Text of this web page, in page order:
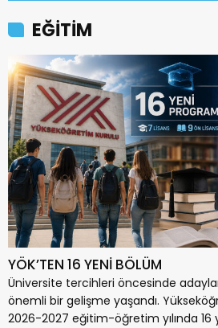
EĞİTİM
YÖK’TEN 16 YENİ BÖLÜM
Üniversite tercihleri öncesinde
önemli bir gelişme yaşandı.
2026-2027 eğitim-öğretim yılında 16